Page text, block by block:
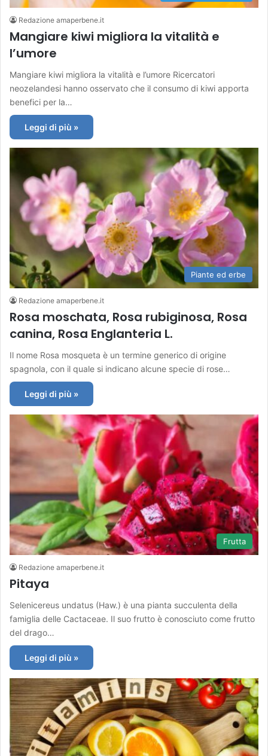
Redazione amaperbene.it
Mangiare kiwi migliora la vitalità e
l’umore
Mangiare kiwi migliora la vitalità e l’umore Ricercatori
neozelandesi hanno osservato che il consumo di kiwi apporta
benefici per la…
Leggi di più »
Piante ed erbe
Redazione amaperbene.it
Rosa moschata, Rosa rubiginosa, Rosa
canina, Rosa Englanteria L.
Il nome Rosa mosqueta è un termine generico di origine
spagnola, con il quale si indicano alcune specie di rose…
Leggi di più »
Frutta
Redazione amaperbene.it
Pitaya
Selenicereus undatus (Haw.) è una pianta succulenta della
famiglia delle Cactaceae. Il suo frutto è conosciuto come frutto
del drago…
Leggi di più »